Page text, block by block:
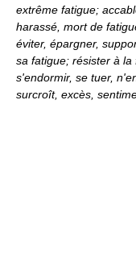
extrême fatigue;
harassé, mort de
éviter, épargner,
sa fatigue; résister à la
s'endormir, se tuer,
surcroît, excès,